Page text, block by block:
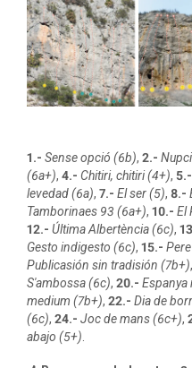
1.- Sense opció (6b), 2.-
(6a+), 4.- Chitiri, chitiri (4+), 5.-
levedad (6a), 7.- El ser (5), 8.-
Tamborinaes 93 (6a+), 10.- El
12.- Última Albertència (6c),
Gesto indigesto (6c), 15.-
Publicasión sin tradisión (7b+),
S'ambossa (6c), 20.- Espanya
medium (7b+), 22.- Dia de
(6c), 24.- Joc de mans (6c+),
abajo (5+)